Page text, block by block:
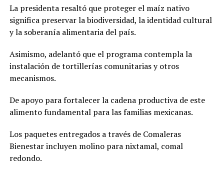
La presidenta resaltó que proteger el maíz nativo
significa preservar la biodiversidad, la identidad cultural
y la soberanía alimentaria del país.
Asimismo, adelantó que el programa contempla la
instalación de tortillerías comunitarias y otros
mecanismos.
De apoyo para fortalecer la cadena productiva de este
alimento fundamental para las familias mexicanas.
Los paquetes entregados a través de Comaleras
Bienestar incluyen molino para nixtamal, comal
redondo.